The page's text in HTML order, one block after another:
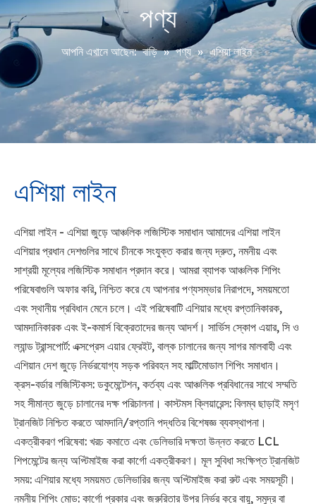
পণ্য
আপনি এখানে আছেন: বাড়ি » পণ্য » এশিয়া লাইন
এশিয়া লাইন
এশিয়া লাইন - এশিয়া জুড়ে আঞ্চলিক লজিস্টিক সমাধান আমাদের এশিয়া লাইন
এশিয়ার প্রধান দেশগুলির সাথে চীনকে সংযুক্ত করার জন্য দ্রুত, নমনীয় এবং
সাশ্রয়ী মূল্যের লজিস্টিক সমাধান প্রদান করে। আমরা ব্যাপক আঞ্চলিক শিপিং
পরিষেবাগুলি অফার করি, নিশ্চিত করে যে আপনার পণ্যসম্ভার নিরাপদে, সময়মতো
এবং স্থানীয় প্রবিধান মেনে চলে। এই পরিষেবাটি এশিয়ার মধ্যে রপ্তানিকারক,
আমদানিকারক এবং ই-কমার্স বিক্রেতাদের জন্য আদর্শ। সার্ভিস স্কোপ এয়ার, সি ও
ল্যান্ড ট্রান্সপোর্ট: এক্সপ্রেস এয়ার ফ্রেইট, বাল্ক চালানের জন্য সাগর মালবাহী এবং
এশিয়ান দেশ জুড়ে নির্ভরযোগ্য সড়ক পরিবহন সহ মাল্টিমোডাল শিপিং সমাধান।
ক্রস-বর্ডার লজিস্টিকস: ডকুমেন্টেশন, কর্তব্য এবং আঞ্চলিক প্রবিধানের সাথে সম্মতি
সহ সীমান্ত জুড়ে চালানের দক্ষ পরিচালনা। কাস্টমস ক্লিয়ারেন্স: বিলম্ব ছাড়াই মসৃণ
ট্রানজিট নিশ্চিত করতে আমদানি/রপ্তানি পদ্ধতির বিশেষজ্ঞ ব্যবস্থাপনা।
একত্রীকরণ পরিষেবা: খরচ কমাতে এবং ডেলিভারি দক্ষতা উন্নত করতে LCL
শিপমেন্টের জন্য অপ্টিমাইজ করা কার্গো একত্রীকরণ। মূল সুবিধা সংক্ষিপ্ত ট্রানজিট
সময়: এশিয়ার মধ্যে সময়মত ডেলিভারির জন্য অপ্টিমাইজ করা রুট এবং সময়সূচী।
নমনীয় শিপিং মোড: কার্গো প্রকার এবং জরুরিতার উপর নির্ভর করে বায়ু, সমুদ্র বা